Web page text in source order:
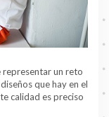
representar un reto
que hay en el
calidad es preciso